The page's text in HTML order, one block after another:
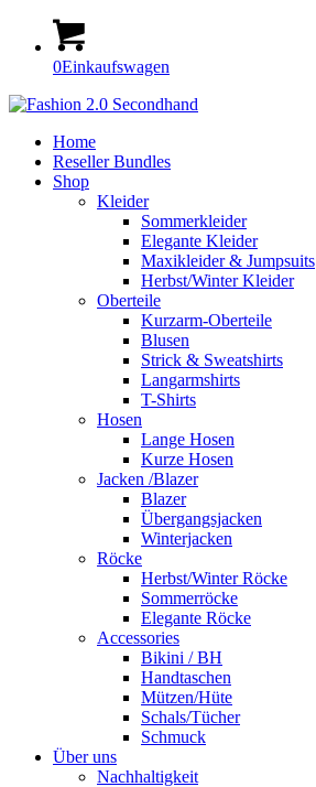
0Einkaufswagen
Home
Reseller Bundles
Shop
Kleider
Sommerkleider
Elegante Kleider
Maxikleider & Jumpsuits
Herbst/Winter Kleider
Oberteile
Kurzarm-Oberteile
Blusen
Strick & Sweatshirts
Langarmshirts
T-Shirts
Hosen
Lange Hosen
Kurze Hosen
Jacken /Blazer
Blazer
Übergangsjacken
Winterjacken
Röcke
Herbst/Winter Röcke
Sommerröcke
Elegante Röcke
Accessories
Bikini / BH
Handtaschen
Mützen/Hüte
Schals/Tücher
Schmuck
Über uns
Nachhaltigkeit